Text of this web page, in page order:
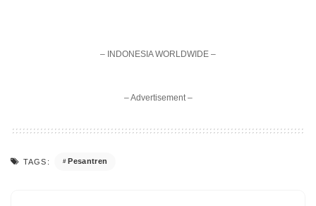
– INDONESIA WORLDWIDE –
– Advertisement –
TAGS: Pesantren